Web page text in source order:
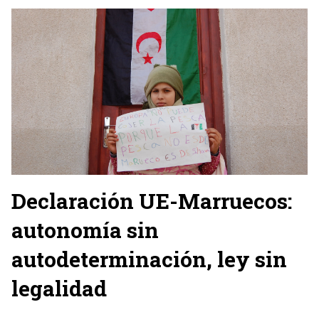
Declaración UE-Marruecos:
autonomía sin
autodeterminación, ley sin
legalidad